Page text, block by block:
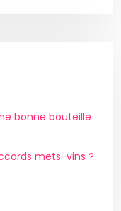
bonne bouteille
mets-vins ?